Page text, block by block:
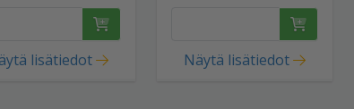
lisätiedot Näytä lisätiedot